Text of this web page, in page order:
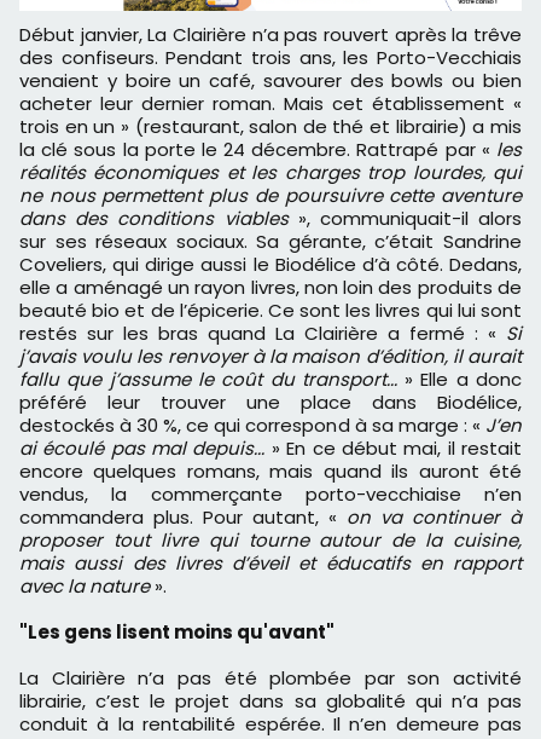
Début janvier, La Clairière n’a pas rouvert après la trêve
des confiseurs. Pendant trois ans, les Porto-Vecchiais
venaient y boire un café, savourer des bowls ou bien
acheter leur dernier roman. Mais cet établissement «
trois en un » (restaurant, salon de thé et librairie) a mis
la clé sous la porte le 24 décembre. Rattrapé par « les
réalités économiques et les charges trop lourdes, qui
ne nous permettent plus de poursuivre cette aventure
dans des conditions viables», communiquait-il alors
sur ses réseaux sociaux. Sa gérante, c’était Sandrine
Coveliers, qui dirige aussi le Biodélice d’à côté. Dedans,
elle a aménagé un rayon livres, non loin des produits de
beauté bio et de l’épicerie. Ce sont les livres qui lui sont
restés sur les bras quand La Clairière a fermé : « Si
j’avais voulu les renvoyer à la maison d’édition, il aurait
fallu que j’assume le coût du transport...» Elle a donc
préféré leur trouver une place dans Biodélice,
destockés à 30 %, ce qui correspond à sa marge : « J’en
ai écoulé pas mal depuis... » En ce début mai, il restait
encore quelques romans, mais quand ils auront été
vendus, la commerçante porto-vecchiaise n’en
commandera plus. Pour autant, « on va continuer à
proposer tout livre qui tourne autour de la cuisine,
mais aussi des livres d’éveil et éducatifs en rapport
avec la nature».
"Les gens lisent moins qu'avant"
La Clairière n’a pas été plombée par son activité
librairie, c’est le projet dans sa globalité qui n’a pas
conduit à la rentabilité espérée. Il n’en demeure pas